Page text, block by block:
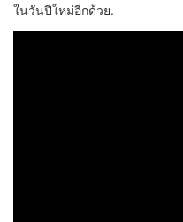
ในวันปีใหม่อีกด้วย.